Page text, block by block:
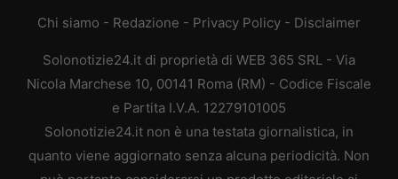
Chi siamo - Redazione - Privacy Policy - Disclaimer
Solonotizie24.it di proprietà di WEB 365 SRL - Via
Nicola Marchese 10, 00141 Roma (RM) - Codice Fiscale
e Partita I.V.A. 12279101005
Solonotizie24.it non è una testata giornalistica, in
quanto viene aggiornato senza alcuna periodicità. Non